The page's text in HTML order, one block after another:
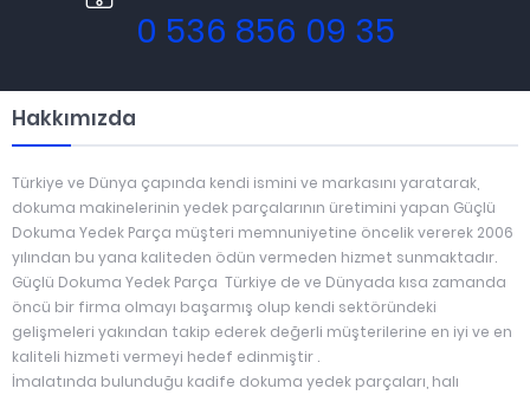
0 536 856 09 35
Hakkımızda
Türkiye ve Dünya çapında kendi ismini ve markasını yaratarak,
dokuma makinelerinin yedek parçalarının üretimini yapan Güçlü
Dokuma Yedek Parça müşteri memnuniyetine öncelik vererek 2006
yılından bu yana kaliteden ödün vermeden hizmet sunmaktadır.
Güçlü Dokuma Yedek Parça Türkiye de ve Dünyada kısa zamanda
öncü bir firma olmayı başarmış olup kendi sektöründeki
gelişmeleri yakından takip ederek değerli müşterilerine en iyi ve en
kaliteli hizmeti vermeyi hedef edinmiştir .
İmalatında bulunduğu kadife dokuma yedek parçaları, halı